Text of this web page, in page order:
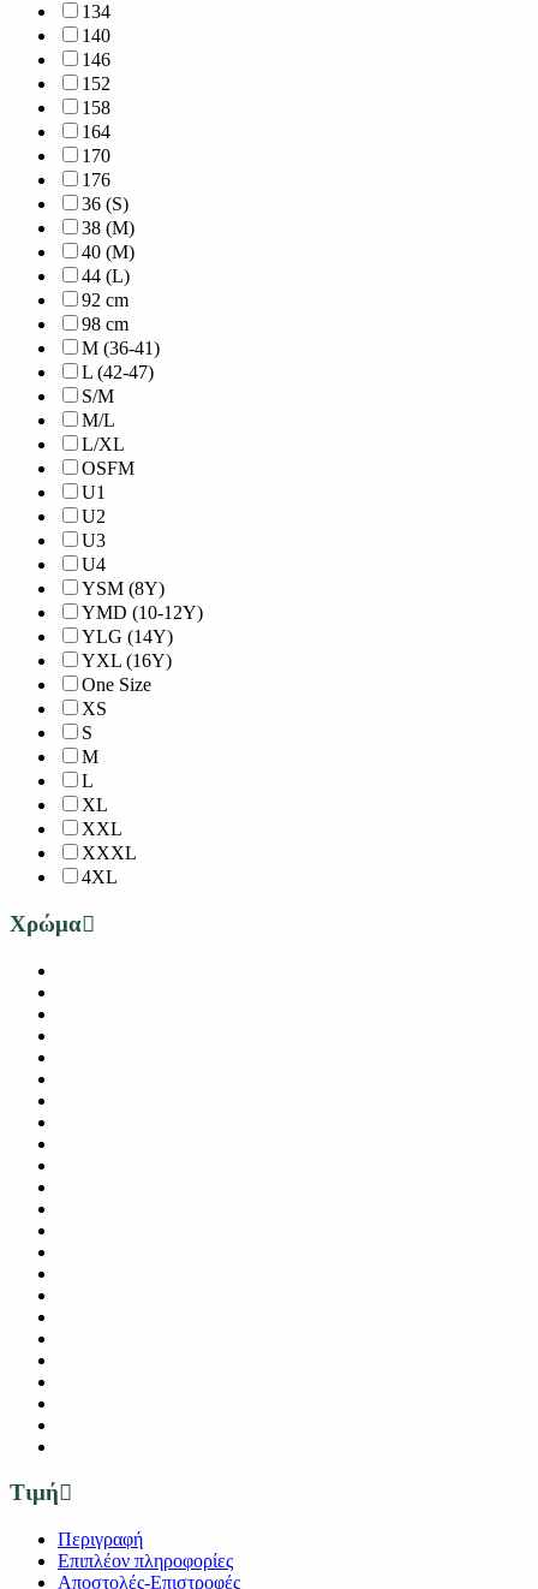
134
140
146
152
158
164
170
176
36 (S)
38 (M)
40 (M)
44 (L)
92 cm
98 cm
M (36-41)
L (42-47)
S/M
M/L
L/XL
OSFM
U1
U2
U3
U4
YSM (8Y)
YMD (10-12Y)
YLG (14Y)
YXL (16Y)
One Size
XS
S
M
L
XL
XXL
XXXL
4XL
Χρώμα
Τιμή
Περιγραφή
Επιπλέον πληροφορίες
Αποστολές-Επιστροφές